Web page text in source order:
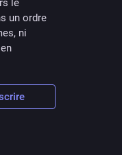
le
un ordre
ni